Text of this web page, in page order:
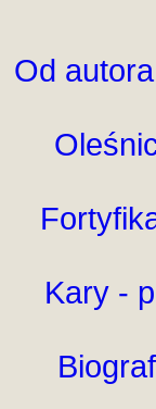
Od autora
Kary -